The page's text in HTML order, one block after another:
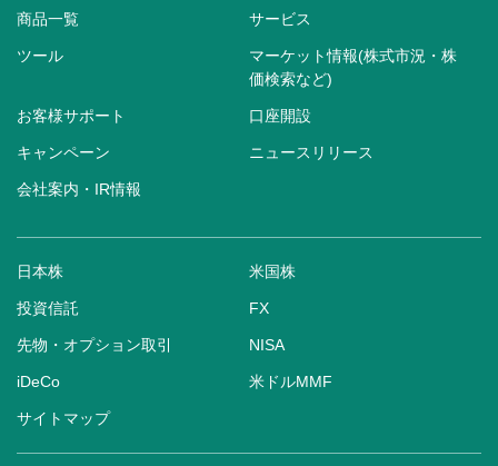
商品一覧 サービス
ツール
マーケット情報(株式市況・株
価検索など)
お客様サポート 口座開設
キャンペーン ニュースリリース
会社案内・IR情報
日本株 米国株
投資信託 FX
先物・オプション取引 NISA
iDeCo 米ドルMMF
サイトマップ